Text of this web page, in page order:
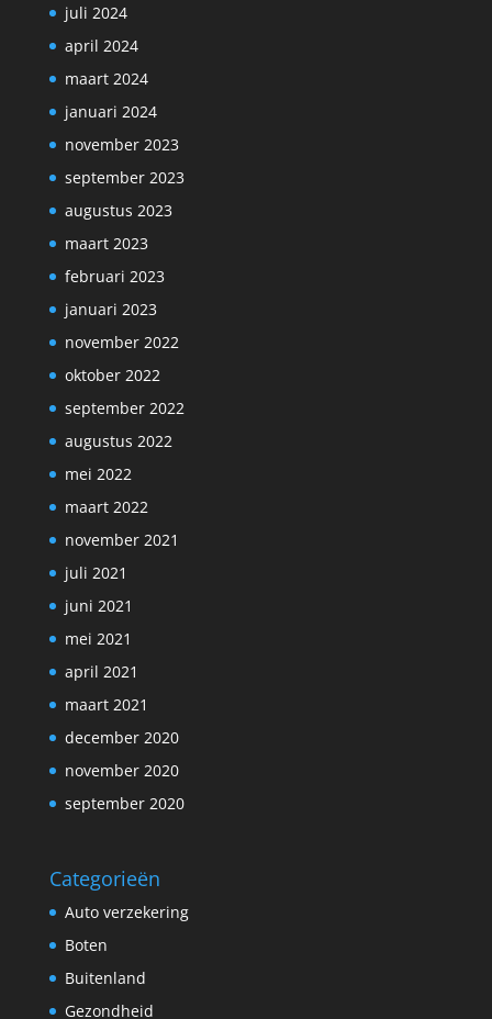
juli 2024
april 2024
maart 2024
januari 2024
november 2023
september 2023
augustus 2023
maart 2023
februari 2023
januari 2023
november 2022
oktober 2022
september 2022
augustus 2022
mei 2022
maart 2022
november 2021
juli 2021
juni 2021
mei 2021
april 2021
maart 2021
december 2020
november 2020
september 2020
Categorieën
Auto verzekering
Boten
Buitenland
Gezondheid